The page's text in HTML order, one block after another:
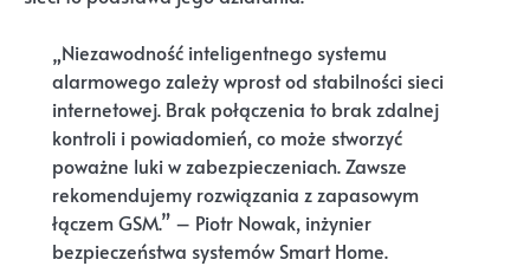
„Niezawodność inteligentnego systemu
alarmowego zależy wprost od stabilności sieci
internetowej. Brak połączenia to brak zdalnej
kontroli i powiadomień, co może stworzyć
poważne luki w zabezpieczeniach. Zawsze
rekomendujemy rozwiązania z zapasowym
łączem GSM.” – Piotr Nowak, inżynier
bezpieczeństwa systemów Smart Home.